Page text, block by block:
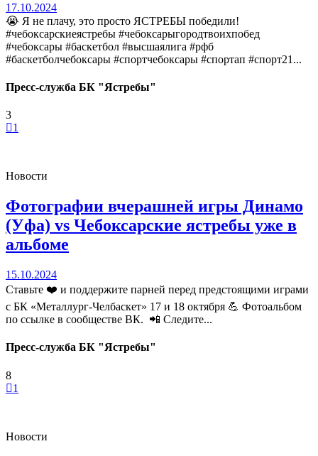
17.10.2024
😭 Я не плачу, это просто ЯСТРЕБЫ победили!
#чебоксарскиеястребы #чебоксарыгородтвоихпобед
#чебоксары #баскетбол #высшаялига #рфб
#баскетболчебоксары #спортчебоксары #спортап #спорт21...
Пресс-служба БК "Ястребы"
3
1
Новости
Фотографии вчерашней игры Динамо
(Уфа) vs Чебоксарские ястребы уже в
альбоме
15.10.2024
Ставьте ❤️ и поддержите парней перед предстоящими играми
с БК «Металлург-Челбаскет» 17 и 18 октября 💪 Фотоальбом
по ссылке в сообществе ВК. 📲 Следите...
Пресс-служба БК "Ястребы"
8
1
Новости